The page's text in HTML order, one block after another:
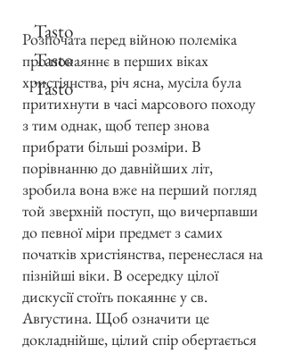
Розпочата перед війною полеміка
про покаяннє в перших віках
христіянства, річ ясна, мусіла була
притихнути в часі марсового походу
з тим однак, щоб тепер знова
прибрати більші розміри. В
порівнанню до давнійших літ,
зробила вона вже на перший погляд
той зверхній поступ, що вичерпавши
до певної міри предмет з самих
початків христіянства, перенеслася на
пізнійші віки. В осередку цілої
дискусії стоїть покаяннє у св.
Августина. Щоб означити це
докладнійше, цілий спір обертається
Tasto
Tasto
Tasto